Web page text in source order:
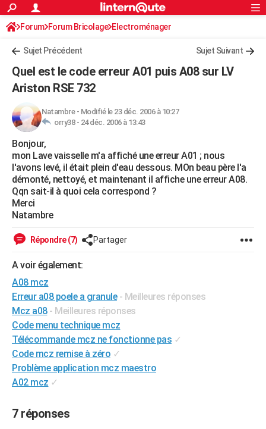
ACTUALITÉS
Politique
Société
Faits Divers
Education
Monde
Villes
+
Programme TV
TNTStreaming
Cinéma
Sorties cinéma
Musique
FINANCE
Retraite
Impôts
Epargne
Immobilier
Risques naturels par ville
Banque
Assurance
Crédit
AUTO
Essais
Réserver un essai
Citadines
Berlines
SUV
Forum auto
HIGH-TECH
Mobiles
Meilleur smartphone
Internet
Ordinateurs
Jeux vidéo
Guide high-tech
+BRICOLAGE
Forum
Aménagement intérieur
Extérieur
Cuisine
Salle de bains
Jardinage
Rangement
WEEK-END
Guides de France
Escapades
Patrimoine
Expositions
Musées
Week-end nature
+LIFESTYLE
SANTE
Destinations
City break
Voyage nature
Voyage de noces
Forum
Climat
PHOTO
GUIDES D'ACHAT
BONS PLANS
CARTE DE VOEUX
Carte de Noël
Carte Bonne année
Carte Saint-Valentin
Carte Pâques
Carte d'anniversaire
DICTIONNAIRE
S'inscrire
Connexion
Forum Forum Bricolage Electroménager
Sujet Précédent Sujet Suivant
Quel est le code erreur A01 puis A08 sur LV
Ariston RSE 732
Natambre- Modifié le 23 déc. 2006 à 10:27
orry38 - 24 déc. 2006 à 13:43
Bonjour,
mon Lave vaisselle m'a affiché une erreur A01 ; nous
l'avons levé, il était plein d'eau dessous. MOn beau père l'a
démonté, nettoyé, et maintenant il affiche une erreur A08.
Qqn sait-il à quoi cela correspond ?
Merci
Natambre
Répondre (7) Partager
A voir également:
A08 mcz
Erreur a08 poele a granule - Meilleures réponses
Mcz a08 - Meilleures réponses
Code menu technique mcz
Télécommande mcz ne fonctionne pas ✓
Code mcz remise à zéro ✓
Problème application mcz maestro
A02 mcz ✓
7 réponses